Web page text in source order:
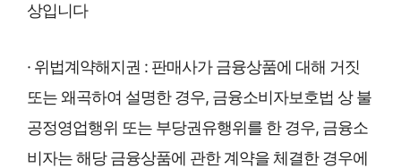
상입니다
· 위법계약해지권 : 판매사가 금융상품에 대해 거짓
또는 왜곡하여 설명한 경우, 금융소비자보호법 상 불
공정영업행위 또는 부당권유행위를 한 경우, 금융소
비자는 해당 금융상품에 관한 계약을 체결한 경우에